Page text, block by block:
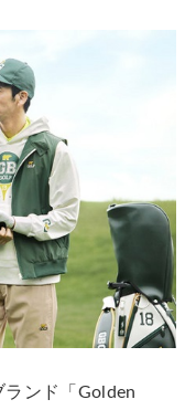
ンド「Golden